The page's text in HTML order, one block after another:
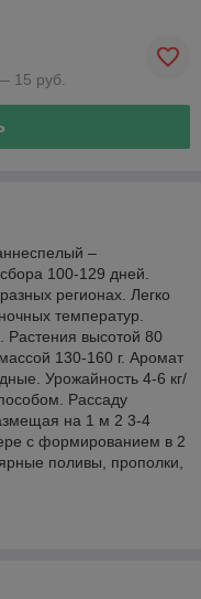
15 руб.
–
100-129 дней.
регионах. Легко
температур.
Растения высотой 80
130-160 г. Аромат
Урожайность 4-6 кг/
Рассаду
на 1 м 2 3-4
с формированием в 2
поливы, прополки,